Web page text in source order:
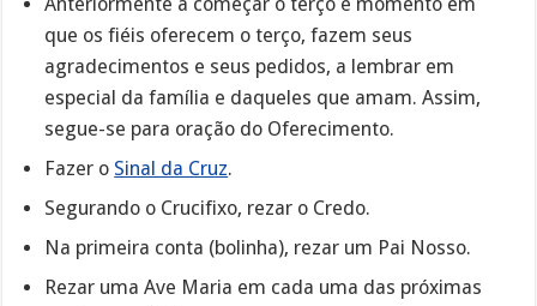
que os fiéis oferecem o terço, fazem seus
agradecimentos e seus pedidos, a lembrar em
especial da família e daqueles que amam. Assim,
segue-se para oração do Oferecimento.
Fazer o Sinal da Cruz.
Segurando o Crucifixo, rezar o Credo.
Na primeira conta (bolinha), rezar um Pai Nosso.
Rezar uma Ave Maria em cada uma das próximas